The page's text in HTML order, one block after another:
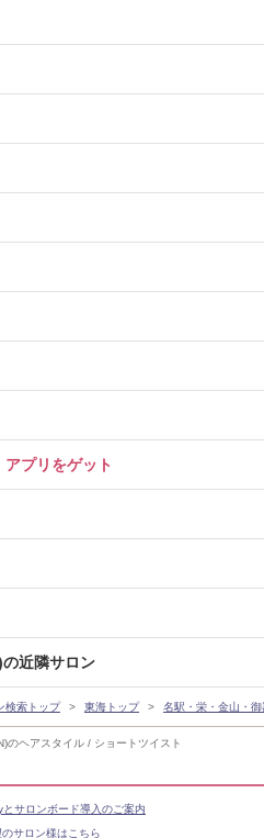
のヘアスタイル / ショートツイスト
プリをゲット
近隣サロン
検索トップ 東海トップ 名駅・栄・金山・
サロンボード導入のご案内
サロン様はこちら